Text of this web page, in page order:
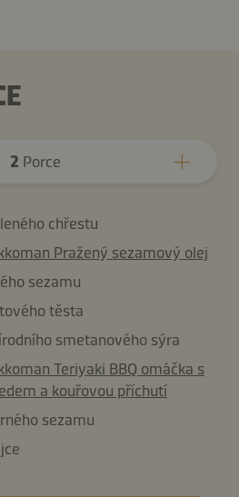
2 Porce
chřestu
Pražený sezamový olej
sezamu
těsta
smetanového sýra
Teriyaki BBQ omáčka s
a kouřovou příchutí
sezamu